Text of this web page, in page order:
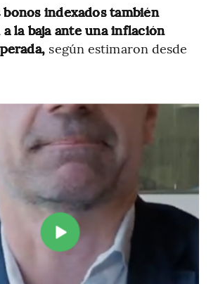
bonos indexados también
la baja ante una inflación
según estimaron desde